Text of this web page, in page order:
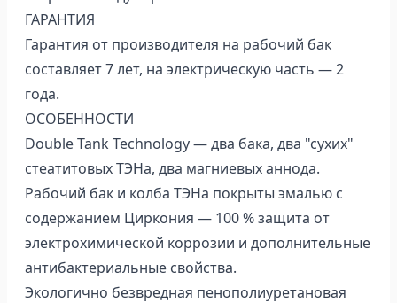
ГАРАНТИЯ
Гарантия от производителя на рабочий бак
составляет 7 лет, на электрическую часть — 2
года.
ОСОБЕННОСТИ
Double Tank Technology — два бака, два "сухих"
стеатитовых ТЭНа, два магниевых аннода.
Рабочий бак и колба ТЭНа покрыты эмалью с
содержанием Циркония — 100 % защита от
электрохимической коррозии и дополнительные
антибактериальные свойства.
Экологично безвредная пенополиуретановая